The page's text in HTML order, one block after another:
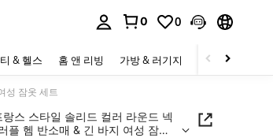
0 0
& 헬스 홈 앤 리빙 가방 & 러기지 스포츠 & 아웃
성 잠옷 세트
스 스타일 솔리드 컬러 라운드 넥
플 헴 반소매 & 긴 바지 여성 잠옷